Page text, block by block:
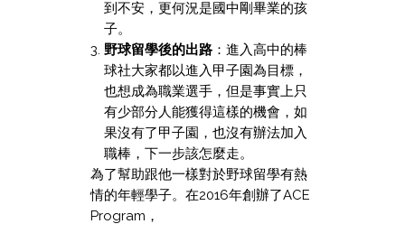
到不安，更何況是國中剛畢業的孩
子。
野球留學後的出路 ：進入高中的棒
球社大家都以進入甲子園為目標，
也想成為職業選手，但是事實上只
有少部分人能獲得這樣的機會，如
果沒有了甲子園，也沒有辦法加入
職棒，下一步該怎麼走。
為了幫助跟他一樣對於野球留學有熱
情的年輕學子。在2016年創辦了ACE
Program，